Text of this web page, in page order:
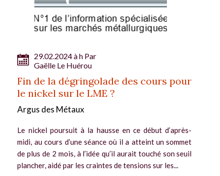
29.02.2024 à h Par
Gaëlle Le Huérou
Fin de la dégringolade des cours pour
le nickel sur le LME ?
Argus des Métaux
Le nickel poursuit à la hausse en ce début d’après-
midi, au cours d’une séance où il a atteint un sommet
de plus de 2 mois, à l’idée qu’il aurait touché son seuil
plancher, aidé par les craintes de tensions sur les...